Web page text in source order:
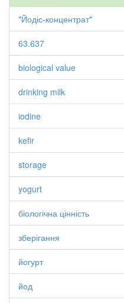
"Йодіс-концентрат"
63.637
biological value
drinking milk
iodine
kefir
storage
yogurt
біологічна цінність
зберігання
йогурт
йод